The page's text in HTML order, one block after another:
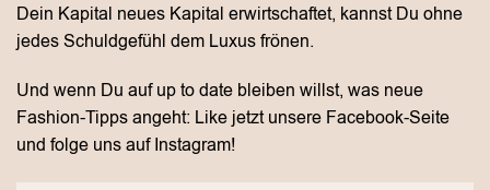
Dein Kapital neues Kapital erwirtschaftet, kannst Du ohne
jedes Schuldgefühl dem Luxus frönen.
Und wenn Du auf up to date bleiben willst, was neue
Fashion-Tipps angeht: Like jetzt unsere Facebook-Seite
und folge uns auf Instagram!